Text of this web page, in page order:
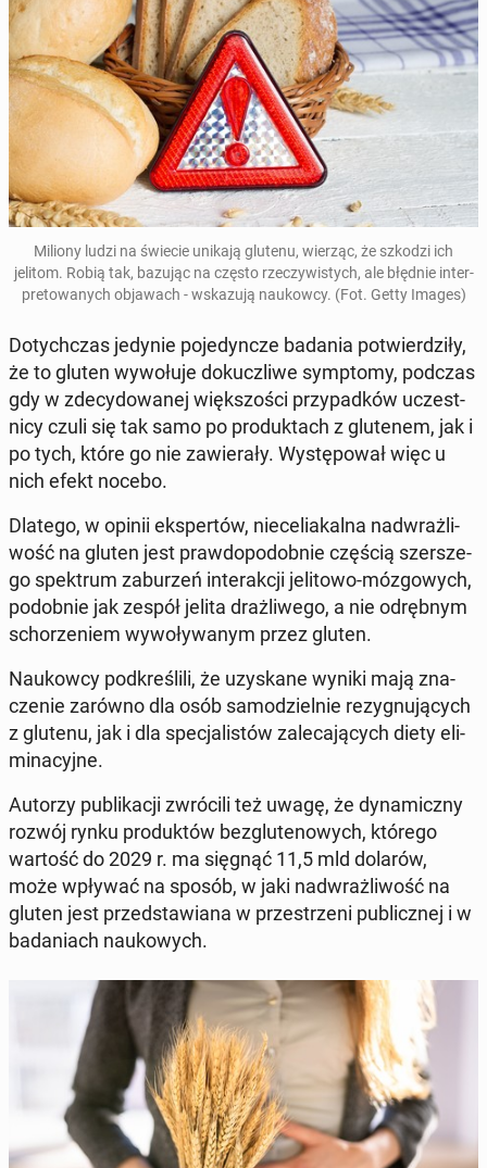
Miliony ludzi na świecie unikają glutenu, wierząc, że szkodzi ich
jelitom. Robią tak, bazując na często rze­czy­wi­stych, ale błędnie in­ter­
pre­to­wa­nych ob­ja­wach - wska­zu­ją na­ukow­cy. (Fot. Getty Images)
Do­tych­czas jedynie po­je­dyn­cze badania po­twier­dzi­ły,
że to gluten wy­wo­łu­je do­kucz­li­we symp­to­my, podczas
gdy w zde­cy­do­wa­nej więk­szo­ści przy­pad­ków uczest­
ni­cy czuli się tak samo po pro­duk­tach z glu­te­nem, jak i
po tych, które go nie za­wie­ra­ły. Wy­stę­po­wał więc u
nich efekt nocebo.
Dlatego, w opinii eks­per­tów, nie­ce­lia­kal­na nad­wraż­li­
wość na gluten jest praw­do­po­dob­nie częścią szer­sze­
go spek­trum za­bu­rzeń in­te­rak­cji je­li­to­wo-mó­zgo­wych,
po­dob­nie jak zespół jelita draż­li­we­go, a nie od­ręb­nym
scho­rze­niem wy­wo­ły­wa­nym przez gluten.
Na­ukow­cy pod­kre­śli­li, że uzy­ska­ne wyniki mają zna­
cze­nie zarówno dla osób sa­mo­dziel­nie re­zy­gnu­ją­cych
z glutenu, jak i dla spe­cja­li­stów za­le­ca­ją­cych diety eli­
mi­na­cyj­ne.
Autorzy pu­bli­ka­cji zwró­ci­li też uwagę, że dy­na­micz­ny
rozwój rynku pro­duk­tów bez­glu­te­no­wych, którego
wartość do 2029 r. ma sięgnąć 11,5 mld dolarów,
może wpływać na sposób, w jaki nad­wraż­li­wość na
gluten jest przed­sta­wia­na w prze­strze­ni pu­blicz­nej i w
ba­da­niach na­uko­wych.